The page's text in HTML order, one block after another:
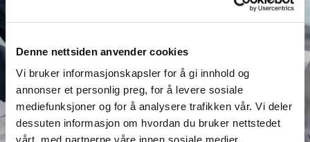
Denne nettsiden anvender cookies
Vi bruker informasjonskapsler for å gi innhold og
annonser et personlig preg, for å levere sosiale
mediefunksjoner og for å analysere trafikken vår. Vi deler
dessuten informasjon om hvordan du bruker nettstedet
vårt, med partnerne våre innen sosiale medier,